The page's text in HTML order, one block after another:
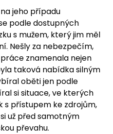
jeho případu
podle dostupných
s mužem, který jim měl
Nešly za nebezpečím,
znamenala nejen
taková nabídka silným
oběti jen podle
si situace, ve kterých
s přístupem ke zdrojům,
už před samotným
převahu.